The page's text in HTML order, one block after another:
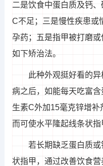
二是饮食中蛋白质及钙、
C不足；三是慢性疾患或
孕药；五是指甲被打磨
如下矫治法。
此种外观挺好看的
病之后，如能每天吃富
生素C外加15毫克锌增
而可使水平隆起线条状指
若长期缺乏蛋白质
状指甲，通过改善饮食